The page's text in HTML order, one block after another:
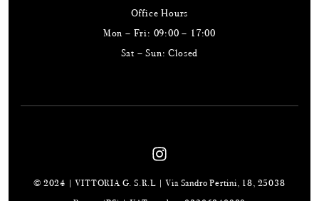
Office Hours
Mon – Fri: 09:00 – 17:00
Sat – Sun: Closed
© 2024 | VITTORIA G. S.R.L | Via Sandro Pertini, 18, 25038